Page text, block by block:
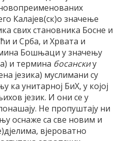
Калајев(ск)о значење
свих становника Босне и
и Срба, и Хрвата и
Бошњаци у значењу
и термина босанскиу
језика) муслимани су
ка унитарној БиХ, у којој
језик. И они се у
Не пропуштају ни
оснаже са све новим и
вјероватно